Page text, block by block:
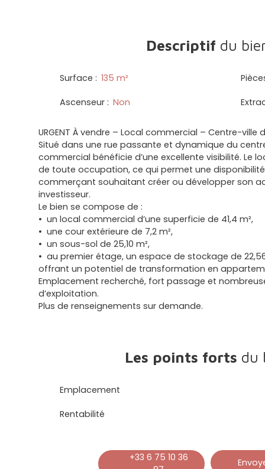
Descriptif du
Surface : 135 m²
Ascenseur : Non
URGENT À vendre – Local commercial – Centre-ville
Situé dans une rue passante et dynamique du
commercial bénéficie d’une excellente visibilité. Le
de toute occupation, ce qui permet une
commerçant souhaitant créer ou développer son
investisseur.
Le bien se compose de :
un local commercial d’une superficie de 41,4 m²,
une cour extérieure de 7,2 m²,
un sous-sol de 25,10 m²,
au premier étage, un espace de stockage de
offrant un potentiel de transformation en
Emplacement recherché, fort passage et
d’exploitation.
Plus de renseignements sur demande.
Les points forts du
Emplacement
Rentabilité
+33 6 75 10 36